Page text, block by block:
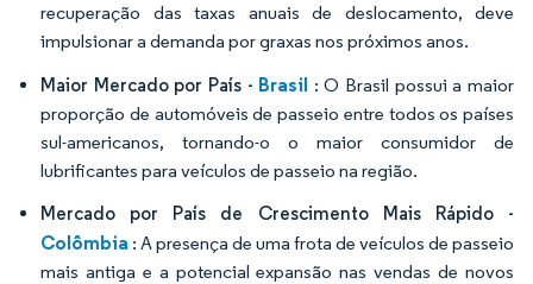
recuperação das taxas anuais de deslocamento, deve
impulsionar a demanda por graxas nos próximos anos.
Maior Mercado por País - Brasil : O Brasil possui a maior
proporção de automóveis de passeio entre todos os países
sul-americanos, tornando-o o maior consumidor de
lubrificantes para veículos de passeio na região.
Mercado por País de Crescimento Mais Rápido -
Colômbia : A presença de uma frota de veículos de passeio
mais antiga e a potencial expansão nas vendas de novos